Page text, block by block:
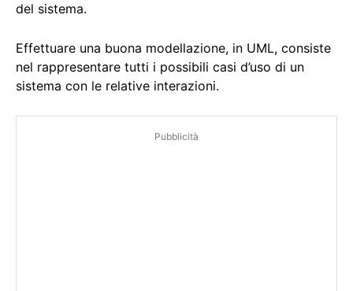
del sistema.
Effettuare una buona modellazione, in UML, consiste
nel rappresentare tutti i possibili casi d’uso di un
sistema con le relative interazioni.
Pubblicità